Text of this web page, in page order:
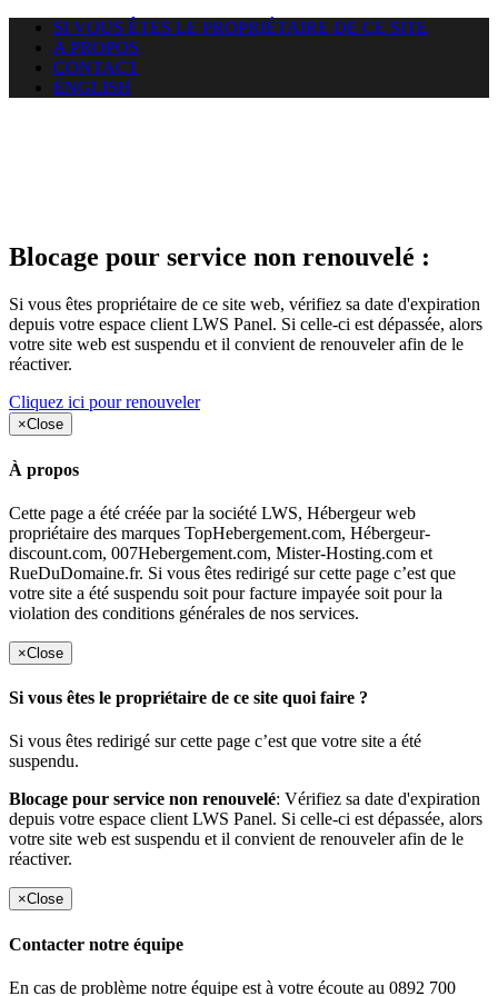
SI VOUS ÊTES LE PROPRIÉTAIRE DE CE SITE
A PROPOS
CONTACT
ENGLISH
Blocage pour service non renouvelé :
Si vous êtes propriétaire de ce site web, vérifiez sa date d'expiration
depuis votre espace client LWS Panel. Si celle-ci est dépassée, alors
votre site web est suspendu et il convient de renouveler afin de le
réactiver.
Cliquez ici pour renouveler
×Close
À propos
Cette page a été créée par la société LWS, Hébergeur web
propriétaire des marques TopHebergement.com, Hébergeur-
discount.com, 007Hebergement.com, Mister-Hosting.com et
RueDuDomaine.fr. Si vous êtes redirigé sur cette page c’est que
votre site a été suspendu soit pour facture impayée soit pour la
violation des conditions générales de nos services.
×Close
Si vous êtes le propriétaire de ce site quoi faire ?
Si vous êtes redirigé sur cette page c’est que votre site a été
suspendu.
Blocage pour service non renouvelé: Vérifiez sa date d'expiration
depuis votre espace client LWS Panel. Si celle-ci est dépassée, alors
votre site web est suspendu et il convient de renouveler afin de le
réactiver.
×Close
Contacter notre équipe
En cas de problème notre équipe est à votre écoute au 0892 700